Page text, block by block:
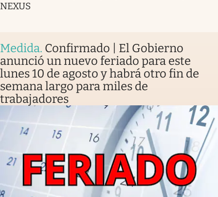
NEXUS
Medida. Confirmado | El Gobierno
anunció un nuevo feriado para este
lunes 10 de agosto y habrá otro fin de
semana largo para miles de
trabajadores